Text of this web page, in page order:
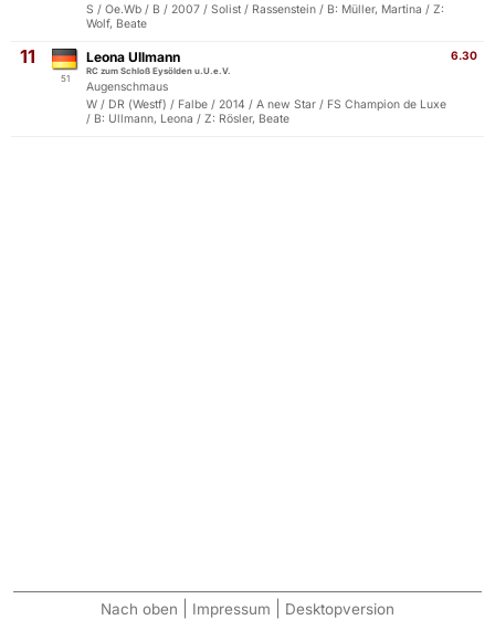
S / Oe.Wb / B / 2007 / Solist / Rassenstein / B: Müller, Martina / Z:
Wolf, Beate
11
51
6.30
Leona Ullmann
RC zum Schloß Eysölden u.U.e.V.
Augenschmaus
W / DR (Westf) / Falbe / 2014 / A new Star / FS Champion de Luxe
/ B: Ullmann, Leona / Z: Rösler, Beate
Nach oben Impressum Desktopversion